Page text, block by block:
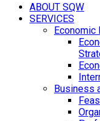
ABOUT SQW
SERVICES
Economic
Business